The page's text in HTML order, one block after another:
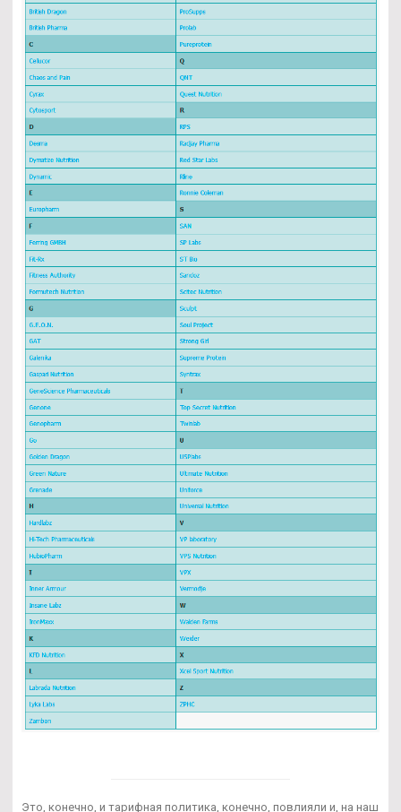
Это, конечно, и тарифная политика, конечно, повлияли и, на наш